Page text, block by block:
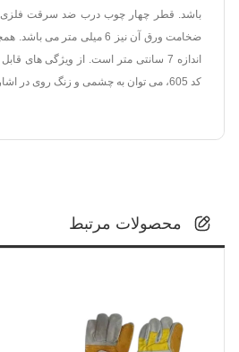
ضخامت ورق آن نیز 6 میلی متر
اندازه 7 سانتی متر است. از ویژگی
کد 605، می توان به چشمی و زنگ روی در اشاره نمود.
محصولات مرتبط